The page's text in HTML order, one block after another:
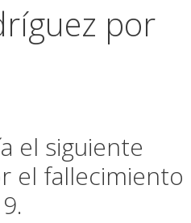
por
el siguiente
el fallecimiento